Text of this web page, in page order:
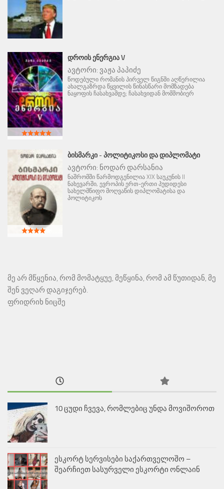
ᲓᲠᲝᲘᲡ ᲔᲜᲔᲠᲒᲘᲐ V
ავტორი: ვაჟა პაპიძე
წოდებული რომანის პირველ წიგნში აღწერილია
ახალგაზრდა წყვილის წინასწარი მომზადება
ნაყოფის ჩასახვამდე; ჩასახვიდან მომშობიერ
ᲑᲘᲡᲛᲐᲠᲙᲘ - ᲞᲝᲚᲘᲢᲘᲙᲝᲡᲘ ᲓᲐ ᲓᲘᲞᲚᲝᲛᲐᲢᲘ
ავტორი: ნოდარ დარსანია
ნაშრომში წარმოდგენილია XIX საუკუნის II
ნახევარში, ევროპის ერთ-ერთი პუდიდესი
სახელმწიფო მოღვაწის დიპლომატისა და
პოლიტიკოს
მე არ მწყენია, რომ მომატყუე, მეწყინა, რომ ამ წუთიდან, მე
შენ ვეღარ დაგიჯერებ.
ფრიდრიხ ნიცშე
10 ცუდი ჩვევა, რომლებიც უნდა მოვიშოროთ
ესკორტ სერვისები საქართველოშო –
შეარჩიეთ სასურველი ესკორტი ონლაინ